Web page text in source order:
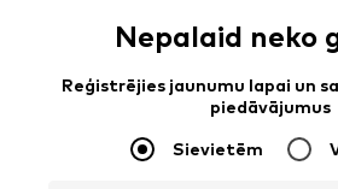
Nepalaid neko
Reģistrējies jaunumu lapai un
piedāvājumus
Sievietēm